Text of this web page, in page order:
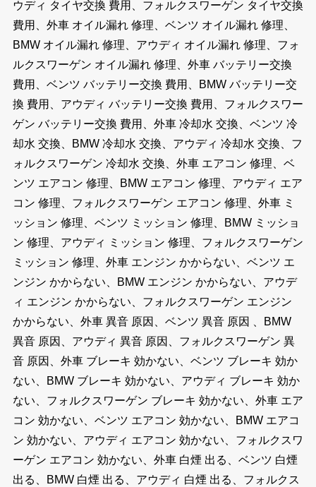
ウディ タイヤ交換 費用、フォルクスワーゲン タイヤ交換
費用、外車 オイル漏れ 修理、ベンツ オイル漏れ 修理、
BMW オイル漏れ 修理、アウディ オイル漏れ 修理、フォ
ルクスワーゲン オイル漏れ 修理、外車 バッテリー交換
費用、ベンツ バッテリー交換 費用、BMW バッテリー交
換 費用、アウディ バッテリー交換 費用、フォルクスワー
ゲン バッテリー交換 費用、外車 冷却水 交換、ベンツ 冷
却水 交換、BMW 冷却水 交換、アウディ 冷却水 交換、フ
ォルクスワーゲン 冷却水 交換、外車 エアコン 修理、ベ
ンツ エアコン 修理、BMW エアコン 修理、アウディ エア
コン 修理、フォルクスワーゲン エアコン 修理、外車 ミ
ッション 修理、ベンツ ミッション 修理、BMW ミッショ
ン 修理、アウディ ミッション 修理、フォルクスワーゲン
ミッション 修理、外車 エンジン かからない、ベンツ エ
ンジン かからない、BMW エンジン かからない、アウデ
ィ エンジン かからない、フォルクスワーゲン エンジン
かからない、外車 異音 原因、ベンツ 異音 原因 、BMW
異音 原因、アウディ 異音 原因、フォルクスワーゲン 異
音 原因、外車 ブレーキ 効かない、ベンツ ブレーキ 効か
ない、BMW ブレーキ 効かない、アウディ ブレーキ 効か
ない、フォルクスワーゲン ブレーキ 効かない、外車 エア
コン 効かない、ベンツ エアコン 効かない、BMW エアコ
ン 効かない、アウディ エアコン 効かない、フォルクスワ
ーゲン エアコン 効かない、外車 白煙 出る、ベンツ 白煙
出る、BMW 白煙 出る、アウディ 白煙 出る、フォルクス